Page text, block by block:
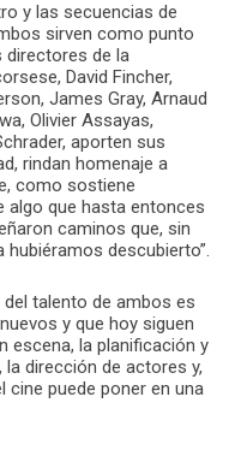
y las secuencias de
sirven como punto
directores de la
David Fincher,
James Gray, Arnaud
Olivier Assayas,
aporten sus
rindan homenaje a
como sostiene
algo que hasta entonces
caminos que, sin
descubierto”.
talento de ambos es
y que hoy siguen
escena, la planificación y
dirección de actores y,
cine puede poner en una